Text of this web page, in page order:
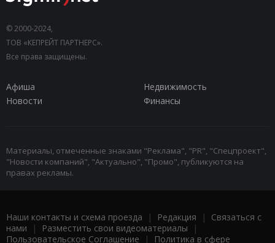
© 2000-2024,
ТОВ «КЕПРЕЙТ ПАРТНЕРС».
Все права защищены.
Афиша
Недвижимость
Новости
Финансы
Материалы, отмеченные знаками "Реклама", "PR", "Спецпроект",
"Новости компаний", "Актуально", "Промо", публикуются на
правах рекламы.
Наши контакты и схема проезда | Редакция | Связаться с
нами | Разместить свои видеоматериалы |
Пользовательское Соглашение | Политика в сфере